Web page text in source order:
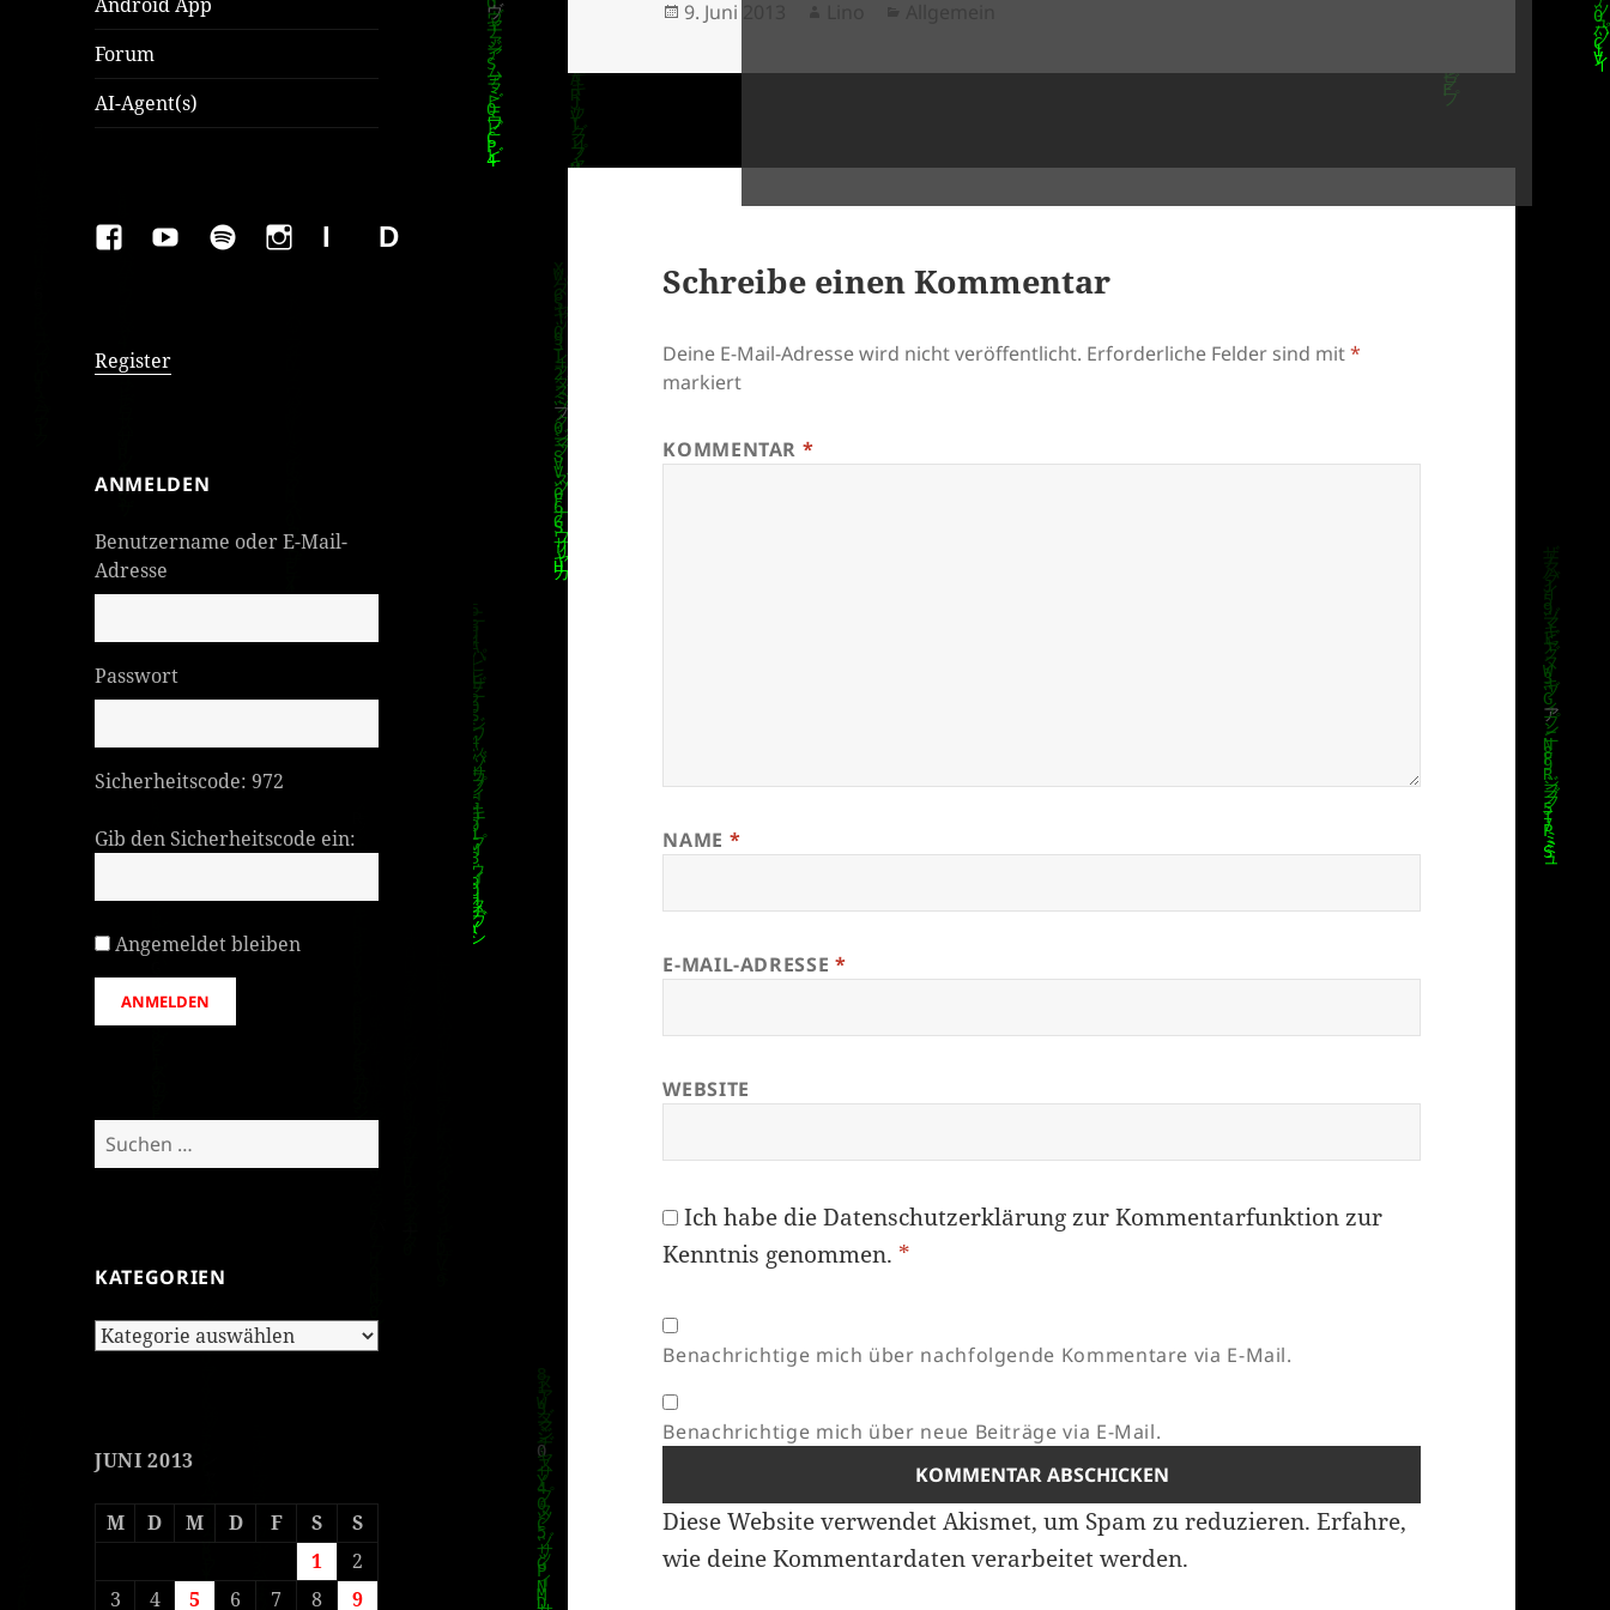
Forum
AI-Agent(s)
FAKEBOOK
YOUTUBESPOTIFYINSTAGRAM
IMPRESSUMDatenschutzerklärung
Register
ANMELDEN
Benutzername oder E-Mail-
Adresse
Passwort
Sicherheitscode: 972
Gib den Sicherheitscode ein:
Angemeldet bleiben
ANMELDEN
Suchen
nach:
KATEGORIEN
Kategorien
JUNI 2013
M D M D F S
S
1
2
3
4 5 6 7 8
9
Veröffentlicht
9. Juni 2013
Schreibe einen Kommentar
Deine E-Mail-Adresse wird nicht veröffentlicht. Erforderliche Felder sind mit*
markiert
KOMMENTAR *
NAME *
E-MAIL-ADRESSE *
WEBSITE
Ich habe dieDatenschutzerklärungzur Kommentarfunktion zur
Kenntnis genommen. *
Benachrichtige mich über nachfolgende Kommentare via E-Mail.
Benachrichtige mich über neue Beiträge via E-Mail.
Diese Website verwendet Akismet, um Spam zu reduzieren.Erfahre,
wie deine Kommentardaten verarbeitet werden.